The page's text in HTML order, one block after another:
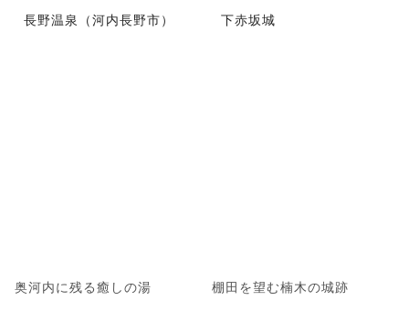
長野温泉（河内長野市）
奥河内に残る癒しの湯
下赤坂城
棚田を望む楠木の城跡